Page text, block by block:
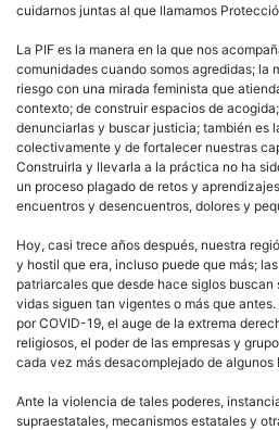
cuidarnos juntas al que llamamos
La PIF es la manera en la que nos
comunidades cuando somos agredidas; la
riesgo con una mirada feminista que
contexto; de construir espacios de
denunciarlas y buscar justicia; también es
colectivamente y de fortalecer nuestras
Construirla y llevarla a la práctica no ha
un proceso plagado de retos y
encuentros y desencuentros, dolores y
Hoy, casi trece años después, nuestra
y hostil que era, incluso puede que más;
patriarcales que desde hace siglos
vidas siguen tan vigentes o más que
por COVID-19, el auge de la extrema
religiosos, el poder de las empresas y
cada vez más desacomplejado de algunos
Ante la violencia de tales poderes,
supraestatales, mecanismos estatales y